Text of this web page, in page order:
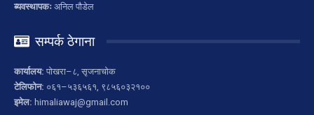
ब्यवस्थापकः अनिल पौडेल
सम्पर्क ठेगाना
कार्यालय: पोखरा–८, सृजनाचोक
टेलिफोन: ०६१–५३६५६१, ९८५६०३२१००
इमेल: himaliawaj@gmail.com